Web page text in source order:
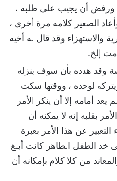
أن يجيب على طلبه ،
الصغير كلامه مرة أخرى ،
والاستهزاء وقد قال له أخيه
إلخ.
وقد هدده بأن سوف ينزله
لوحده ، ووقتها سكت
أمامه إلا أن ينكر الأمر
بقلبه إنه لا يمكنه أن
عن هذا الأمر بعبرة
خد الطفل الطاهر كانت أبلغ
من كلا كلام بإمكانه أن